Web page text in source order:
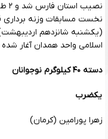
نخست مسابقات وزنه برداری
(یکشنبه شانزدهم
اسلامی واحد همدان آغار
دسته ۴۰ کیلوگرم نوجوانان
یکضرب
زهرا پورامین (کرمان)